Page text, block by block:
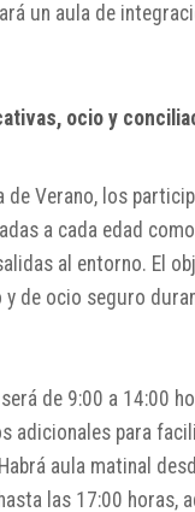
un aula de
ocio y
de Verano, los
a cada edad
al entorno. El
de ocio seguro
de 9:00 a 14:00
adicionales para
aula matinal
las 17:00 horas,